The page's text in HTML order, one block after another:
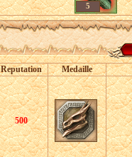
5
Reputation
Medaille
500